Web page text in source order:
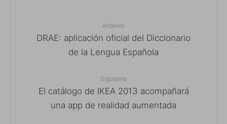
Anterior
DRAE: aplicación oficial del Diccionario
de la Lengua Española
Siguiente
El catálogo de IKEA 2013 acompañará
una app de realidad aumentada